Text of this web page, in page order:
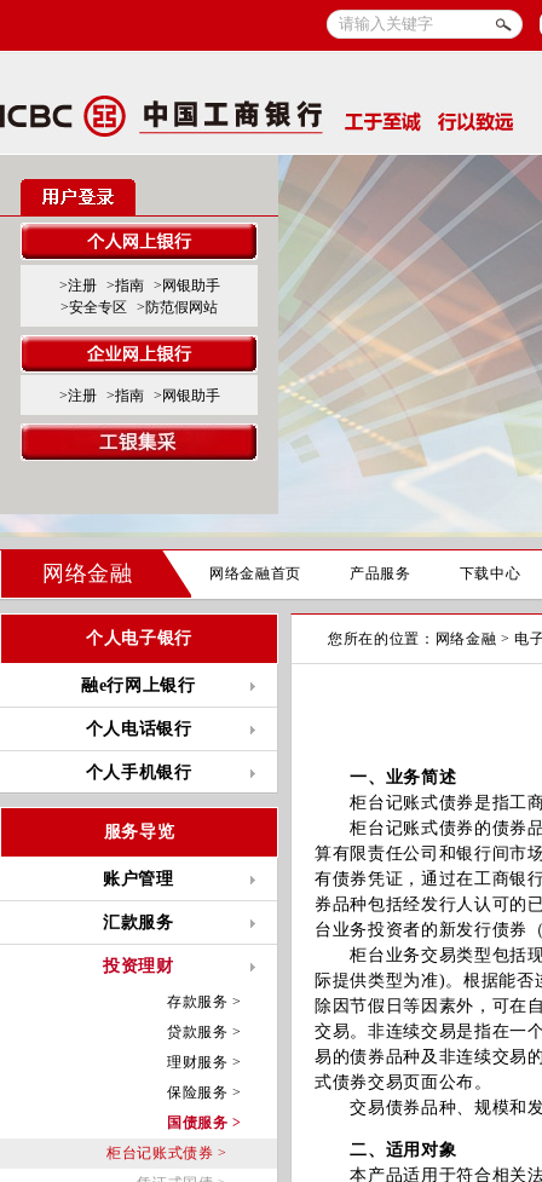
>注册 >指南
>网银助手
>安全专区
>防范假网站
>注册 >指南 >网银助手
网络金融 网络金融首页 产品服务 下载中心
个人电子银行
融e行网上银行
个人电话银行
个人手机银行
服务导览
账户管理
汇款服务
投资理财
存款服务 >
贷款服务 >
理财服务 >
保险服务 >
国债服务 >
柜台记账式债券 >
您所在的位置： 网络金融 >电
一、业务简述
柜台记账式债券是指工商
柜台记账式债券的债券品
算有限责任公司和银行间市
有债券凭证，通过在工商银
券品种包括经发行人认可的
台业务投资者的新发行债券
柜台业务交易类型包括现
际提供类型为准)。根据能
除因节假日等因素外，可在
交易。非连续交易是指在一
易的债券品种及非连续交易
式债券交易页面公布。
交易债券品种、规模和发
二、适用对象
本产品适用于符合相关法